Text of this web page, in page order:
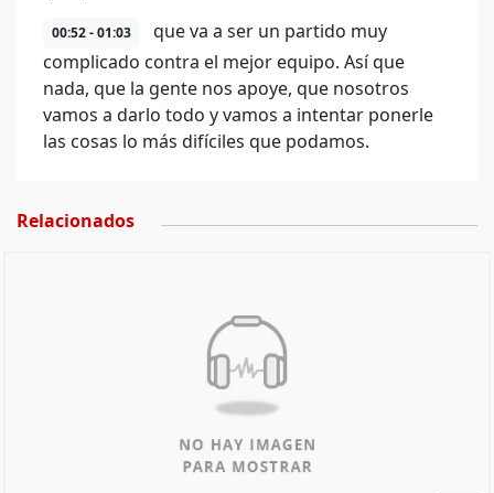
00:52 - 01:03
que va a ser un partido muy
complicado contra el mejor equipo. Así que
nada, que la gente nos apoye, que nosotros
vamos a darlo todo y vamos a intentar ponerle
las cosas lo más difíciles que podamos.
Relacionados